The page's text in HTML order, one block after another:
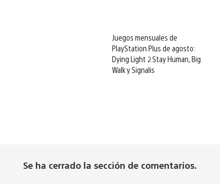
Juegos mensuales de
PlayStation Plus de agosto:
Dying Light 2 Stay Human, Big
Walk y Signalis
Se ha cerrado la sección de comentarios.